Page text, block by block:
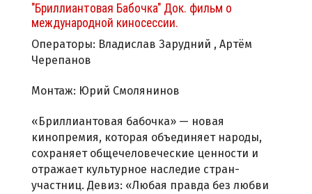
"Бриллиантовая Бабочка" Док. фильм о
международной киносессии.
Операторы: Владислав Зарудний , Артём
Черепанов
Монтаж: Юрий Смолянинов
«Бриллиантовая бабочка» — новая
кинопремия, которая объединяет народы,
сохраняет общечеловеческие ценности и
отражает культурное наследие стран-
участниц. Девиз: «Любая правда без любви